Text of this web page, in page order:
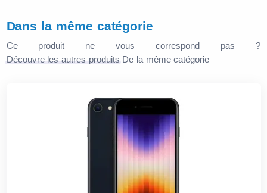
Dans la même catégorie
Ce produit ne vous correspond pas ?
Découvre les autres produits De la même catégorie